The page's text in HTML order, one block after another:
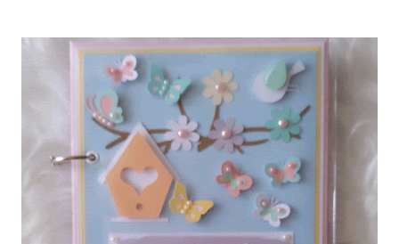
loja você encontrará avaliações das compradoras.
CLIQUE AQUI para ler depoimentos das nossas
clientes Estamos sempre lançando novos modelos,
confira em nossa loja on line, Para ver novos
modelos CLIQUE AQUI 🔽🔽 Quero ver todos os
Modelos Qualquer dúvida, envie um email para
sonimary.ribeiro@amornopapel.com Caso prefira,
envie uma mensagem por WhatsApp 21